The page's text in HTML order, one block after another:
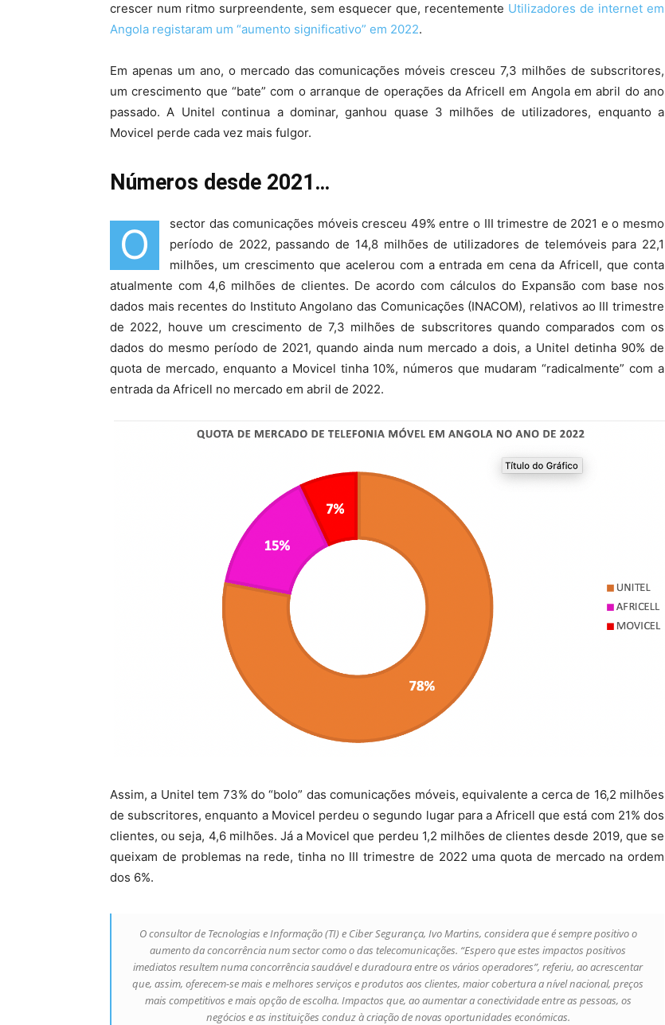
crescer num ritmo surpreendente, sem esquecer que, recentemente Utilizadores de internet em
Angola registaram um “aumento significativo” em 2022.
Em apenas um ano, o mercado das comunicações móveis cresceu 7,3 milhões de subscritores,
um crescimento que “bate” com o arranque de operações da Africell em Angola em abril do ano
passado. A Unitel continua a dominar, ganhou quase 3 milhões de utilizadores, enquanto a
Movicel perde cada vez mais fulgor.
Números desde 2021…
O
sector das comunicações móveis cresceu 49% entre o III trimestre de 2021 e o mesmo
período de 2022, passando de 14,8 milhões de utilizadores de telemóveis para 22,1
milhões, um crescimento que acelerou com a entrada em cena da Africell, que conta
atualmente com 4,6 milhões de clientes. De acordo com cálculos do Expansão com base nos
dados mais recentes do Instituto Angolano das Comunicações (INACOM), relativos ao III trimestre
de 2022, houve um crescimento de 7,3 milhões de subscritores quando comparados com os
dados do mesmo período de 2021, quando ainda num mercado a dois, a Unitel detinha 90% de
quota de mercado, enquanto a Movicel tinha 10%, números que mudaram “radicalmente” com a
entrada da Africell no mercado em abril de 2022.
Assim, a Unitel tem 73% do “bolo” das comunicações móveis, equivalente a cerca de 16,2 milhões
de subscritores, enquanto a Movicel perdeu o segundo lugar para a Africell que está com 21% dos
clientes, ou seja, 4,6 milhões. Já a Movicel que perdeu 1,2 milhões de clientes desde 2019, que se
queixam de problemas na rede, tinha no III trimestre de 2022 uma quota de mercado na ordem
dos 6%.
O consultor de Tecnologias e Informação (TI) e Ciber Segurança, Ivo Martins, considera que é sempre positivo o
aumento da concorrência num sector como o das telecomunicações. “Espero que estes impactos positivos
imediatos resultem numa concorrência saudável e duradoura entre os vários operadores”, referiu, ao acrescentar
que, assim, oferecem-se mais e melhores serviços e produtos aos clientes, maior cobertura a nível nacional, preços
mais competitivos e mais opção de escolha. Impactos que, ao aumentar a conectividade entre as pessoas, os
negócios e as instituições conduz à criação de novas oportunidades económicas.